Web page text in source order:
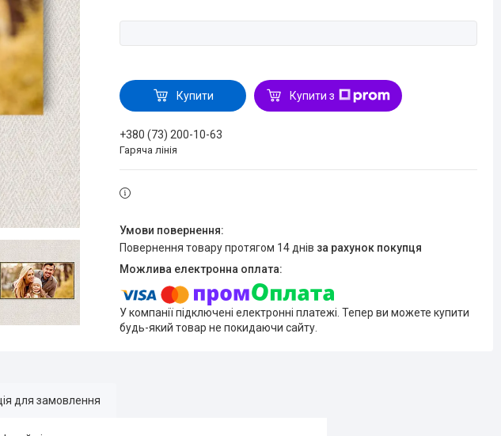
Купити Купити з
+380 (73) 200-10-63
Гаряча лінія
повернення товару протягом 14 днів за рахунок покупця
У компанії підключені електронні платежі. Тепер ви можете купити
будь-який товар не покидаючи сайту.
для замовлення